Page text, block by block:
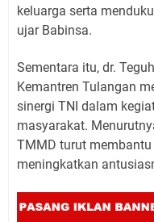
keluarga serta
ujar Babinsa.
Sementara itu, dr.
Kemantren Tulangan
sinergi TNI dalam
masyarakat.
TMMD turut
meningkatkan